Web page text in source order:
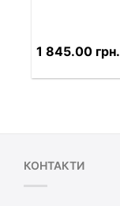
1 845.00 грн.
КОНТАКТИ